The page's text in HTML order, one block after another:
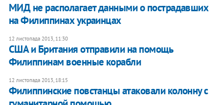
МИД не располагает данными о пострадавших
на Филиппинах украинцах
12 листопада 2013, 11:30
США и Британия отправили на помощь
Филиппинам военные корабли
12 листопада 2013, 18:15
Филиппинские повстанцы атаковали колонну с